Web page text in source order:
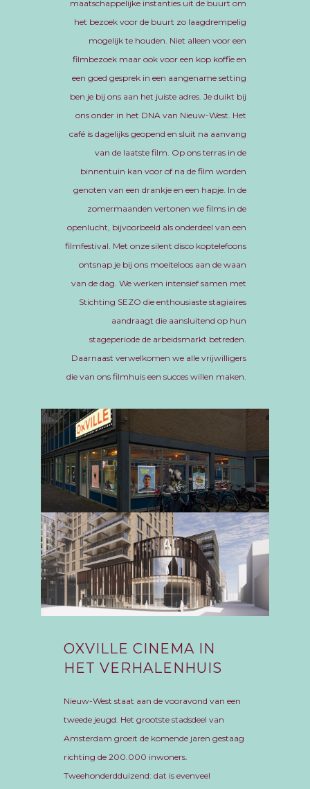
maatschappelijke instanties uit de buurt om
het bezoek voor de buurt zo laagdrempelig
mogelijk te houden. Niet alleen voor een
filmbezoek maar ook voor een kop koffie en
een goed gesprek in een aangename setting
ben je bij ons aan het juiste adres. Je duikt bij
ons onder in het DNA van Nieuw-West. Het
café is dagelijks geopend en sluit na aanvang
van de laatste film. Op ons terras in de
binnentuin kan voor of na de film worden
genoten van een drankje en een hapje. In de
zomermaanden vertonen we films in de
openlucht, bijvoorbeeld als onderdeel van een
filmfestival. Met onze silent disco koptelefoons
ontsnap je bij ons moeiteloos aan de waan
van de dag. We werken intensief samen met
Stichting SEZO die enthousiaste stagiaires
aandraagt die aansluitend op hun
stageperiode de arbeidsmarkt betreden.
Daarnaast verwelkomen we alle vrijwilligers
die van ons filmhuis een succes willen maken.
OXVILLE CINEMA IN
HET VERHALENHUIS
Nieuw-West staat aan de vooravond van een
tweede jeugd. Het grootste stadsdeel van
Amsterdam groeit de komende jaren gestaag
richting de 200.000 inwoners.
Tweehonderdduizend: dat is evenveel